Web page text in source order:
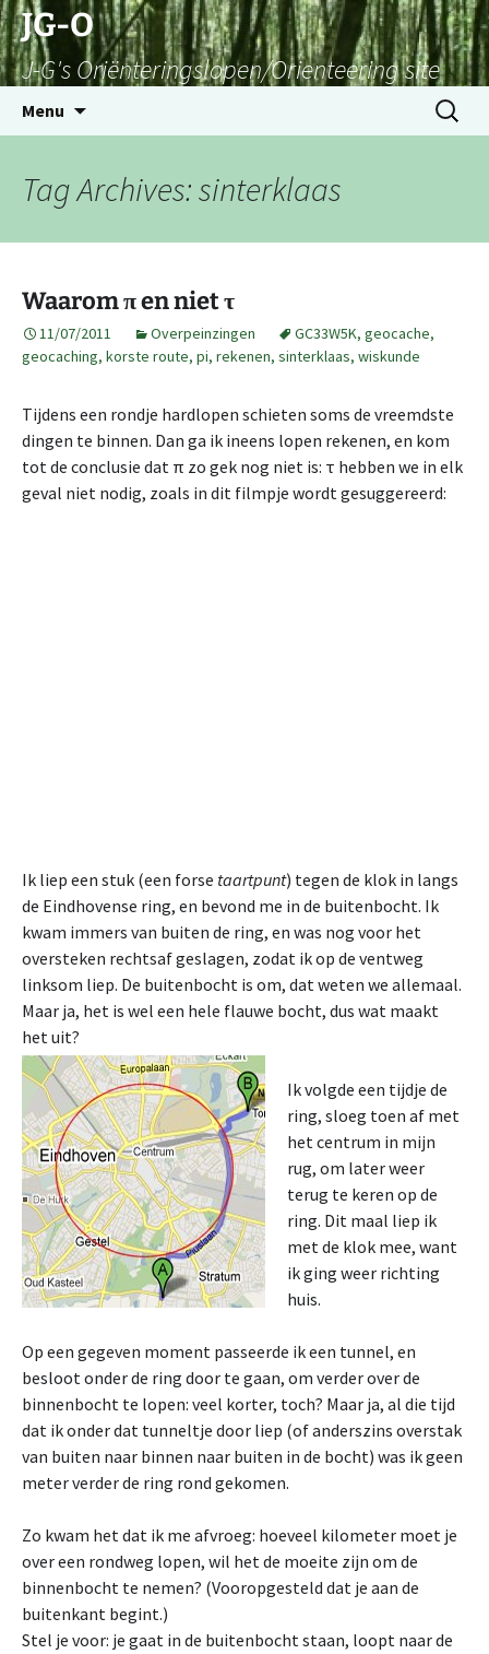
Skip
to
content
JG-O
J-G's Oriënteringslopen/Orienteering site
Menu
Search
for:
Tag Archives: sinterklaas
Waaromπen nietτ
11/07/2011 Overpeinzingen GC33W5K, geocache,
geocaching, korste route, pi, rekenen, sinterklaas, wiskunde
Tijdens een rondje hardlopen schieten soms de vreemdste
dingen te binnen. Dan ga ik ineens lopen rekenen, en kom
tot de conclusie dat π zo gek nog niet is: τ hebben we in elk
geval niet nodig, zoals in dit filmpje wordt gesuggereerd:
Ik liep een stuk (een forse taartpunt) tegen de klok in langs
de Eindhovense ring, en bevond me in de buitenbocht. Ik
kwam immers van buiten de ring, en was nog voor het
oversteken rechtsaf geslagen, zodat ik op de ventweg
linksom liep. De buitenbocht is om, dat weten we allemaal.
Maar ja, het is wel een hele flauwe bocht, dus wat maakt
het uit?
Ik volgde een tijdje de
ring, sloeg toen af met
het centrum in mijn
rug, om later weer
terug te keren op de
ring. Dit maal liep ik
met de klok mee, want
ik ging weer richting
huis.
Op een gegeven moment passeerde ik een tunnel, en
besloot onder de ring door te gaan, om verder over de
binnenbocht te lopen: veel korter, toch? Maar ja, al die tijd
dat ik onder dat tunneltje door liep (of anderszins overstak
van buiten naar binnen naar buiten in de bocht) was ik geen
meter verder de ring rond gekomen.
Zo kwam het dat ik me afvroeg: hoeveel kilometer moet je
over een rondweg lopen, wil het de moeite zijn om de
binnenbocht te nemen? (Vooropgesteld dat je aan de
buitenkant begint.)
Stel je voor: je gaat in de buitenbocht staan, loopt naar de